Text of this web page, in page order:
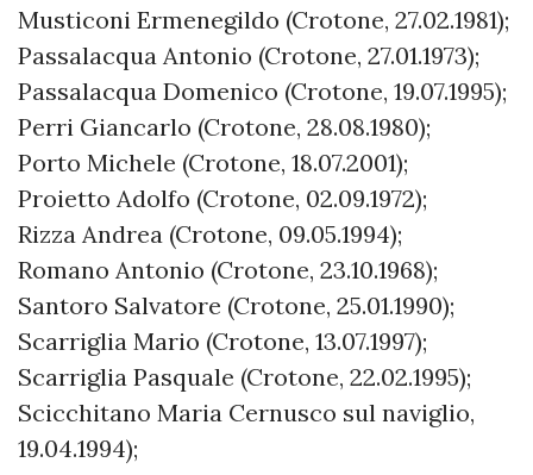
Musticoni Ermenegildo (Crotone, 27.02.1981);
Passalacqua Antonio (Crotone, 27.01.1973);
Passalacqua Domenico (Crotone, 19.07.1995);
Perri Giancarlo (Crotone, 28.08.1980);
Porto Michele (Crotone, 18.07.2001);
Proietto Adolfo (Crotone, 02.09.1972);
Rizza Andrea (Crotone, 09.05.1994);
Romano Antonio (Crotone, 23.10.1968);
Santoro Salvatore (Crotone, 25.01.1990);
Scarriglia Mario (Crotone, 13.07.1997);
Scarriglia Pasquale (Crotone, 22.02.1995);
Scicchitano Maria Cernusco sul naviglio,
19.04.1994);